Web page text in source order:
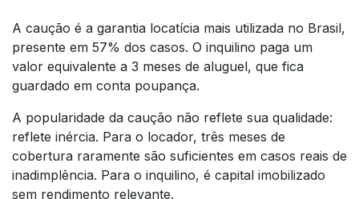
A caução é a garantia locatícia mais utilizada no Brasil,
presente em 57% dos casos. O inquilino paga um
valor equivalente a 3 meses de aluguel, que fica
guardado em conta poupança.
A popularidade da caução não reflete sua qualidade:
reflete inércia. Para o locador, três meses de
cobertura raramente são suficientes em casos reais de
inadimplência. Para o inquilino, é capital imobilizado
sem rendimento relevante.